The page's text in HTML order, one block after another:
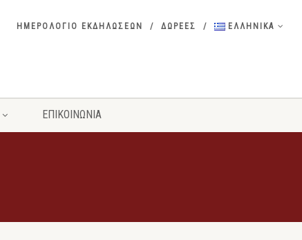
ΗΜΕΡΟΛΟΓΙΟ ΕΚΔΗΛΩΣΕΩΝ ΔΩΡΕΕΣ ΕΛΛΗΝΙΚΑ
ΕΠΙΚΟΙΝΩΝΙΑ